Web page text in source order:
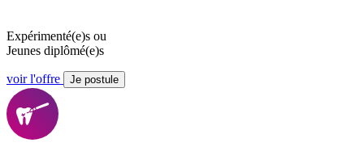
Expérimenté(e)s ou
Jeunes diplômé(e)s
voir l'offre Je postule